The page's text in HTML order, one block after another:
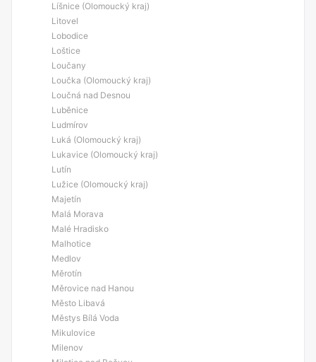
Líšnice (Olomoucký kraj)
Litovel
Lobodice
Loštice
Loučany
Loučka (Olomoucký kraj)
Loučná nad Desnou
Luběnice
Ludmírov
Luká (Olomoucký kraj)
Lukavice (Olomoucký kraj)
Lutín
Lužice (Olomoucký kraj)
Majetín
Malá Morava
Malé Hradisko
Malhotice
Medlov
Měrotín
Měrovice nad Hanou
Město Libavá
Městys Bílá Voda
Mikulovice
Milenov